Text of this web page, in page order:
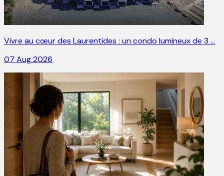
Vivre au cœur des Laurentides : un condo lumineux de 3 …
07 Aug 2026